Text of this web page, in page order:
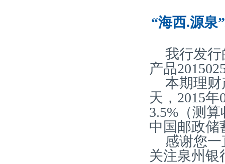
“海西.源泉
我行发行
产品
本期理财
天，2015
3.5%（测
中国邮政储
感谢您
关注泉州银